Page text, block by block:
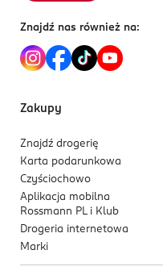
Znajdź nas również na:
Zakupy
Znajdź drogerię
Karta podarunkowa
Czyściochowo
Aplikacja mobilna
Rossmann PL i Klub
Drogeria internetowa
Marki